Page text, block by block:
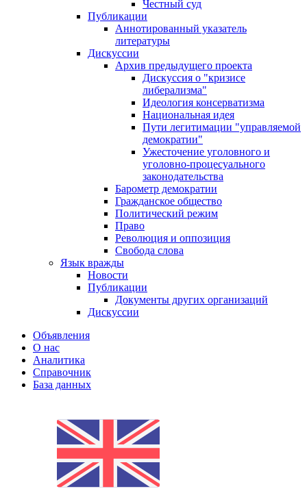
Честный суд
Публикации
Аннотированный указатель
литературы
Дискуссии
Архив предыдущего проекта
Дискуссия о "кризисе
либерализма"
Идеология консерватизма
Национальная идея
Пути легитимации "управляемой
демократии"
Ужесточение уголовного и
уголовно-процесуального
законодательства
Барометр демократии
Гражданское общество
Политический режим
Право
Революция и оппозиция
Свобода слова
Язык вражды
Новости
Публикации
Документы других организаций
Дискуссии
Объявления
О нас
Аналитика
Справочник
База данных